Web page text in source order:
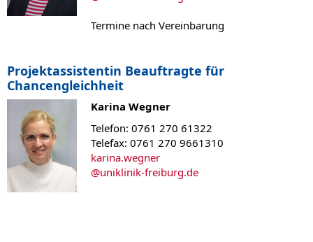
Termine nach Vereinbarung
Projektassistentin Beauftragte für
Chancengleichheit
Karina Wegner
Telefon: 0761 270 61322
Telefax: 0761 270 9661310
karina.wegner
@uniklinik-freiburg.de